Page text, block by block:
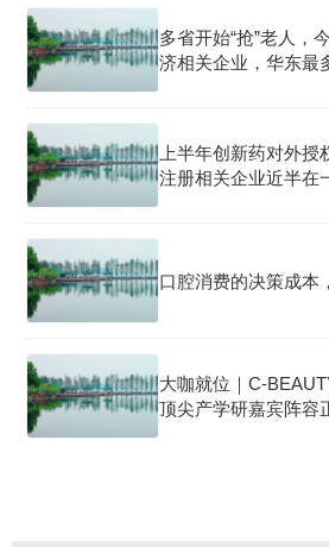
多省开始“抢”老人，
济相关企业，华东最
上半年创新药对外
注册相关企业近半在
口腔消费的决策成本
大咖就位｜C-
顶尖产学研嘉宾阵容